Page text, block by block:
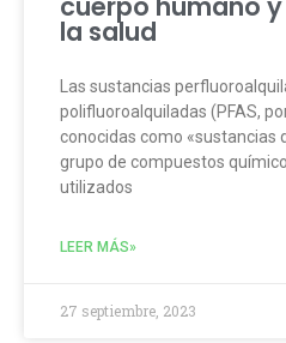
la salud
Las sustancias
polifluoroalquiladas (PFAS,
conocidas como «sustancias
grupo de compuestos
utilizados
LEER MÁS»
27 septiembre, 2023